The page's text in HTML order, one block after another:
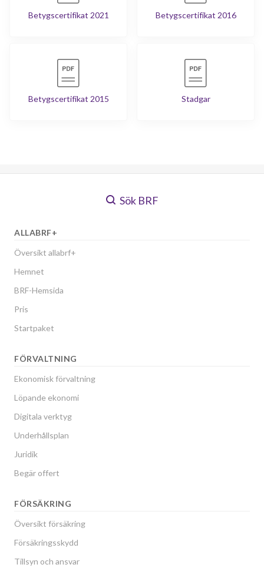
Betygscertifikat 2021 Betygscertifikat 2016
Betygscertifikat 2015 Stadgar
Sök BRF
ALLABRF+
Översikt allabrf+
Hemnet
BRF-Hemsida
Pris
Startpaket
FÖRVALTNING
Ekonomisk förvaltning
Löpande ekonomi
Digitala verktyg
Underhållsplan
Juridik
Begär offert
FÖRSÄKRING
Översikt försäkring
Försäkringsskydd
Tillsyn och ansvar